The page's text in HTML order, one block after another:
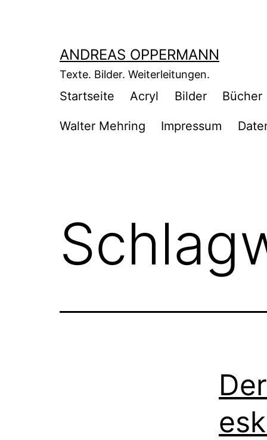
ANDREAS OPPERMANN
Texte. Bilder. Weiterleitungen.
Startseite Acryl Bilder Bücher
Walter Mehring Impressum